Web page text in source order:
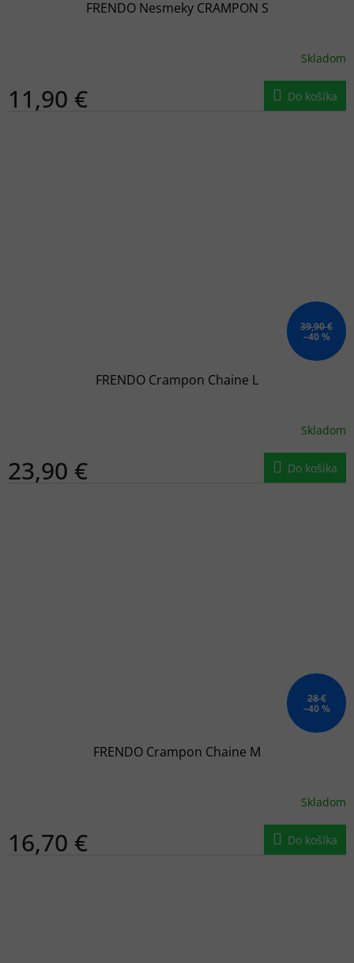
FRENDO Nesmeky CRAMPON S
Skladom
11,90 € Do košíka
39,90 €
–40 %
FRENDO Crampon Chaine L
Skladom
23,90 € Do košíka
28 €
–40 %
FRENDO Crampon Chaine M
Skladom
16,70 € Do košíka